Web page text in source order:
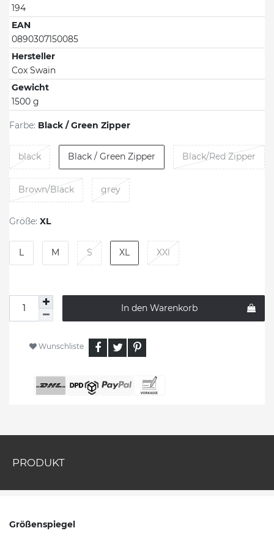
194
EAN
0890307150085
Hersteller
Cox Swain
Gewicht
1500 g
Farbe: Black / Green Zipper
black Black / Green Zipper Black/Red Zipper
Brown/Black grey
Größe: XL
L M S XL XXl
In den Warenkorb
Wunschliste
PRODUKT
Größenspiegel